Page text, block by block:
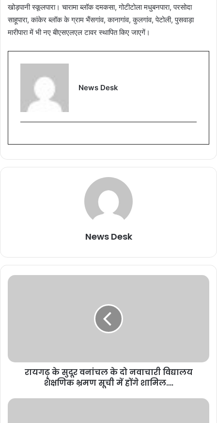
खोड़पानी स्कूलपारा। चारामा ब्लॉक दमकसा, गोटीटोला मधुबनपारा, परसोदा
साहूपारा, कांकेर ब्लॉक के ग्राम भैंसगांव, कानागांव, कुलगांव, पेटोली, पुसवाड़ा
मारीपारा में भी नए बीएसएलएल टावर स्थापित किए जाएगें।
News Desk
News Desk
रायगढ़ के सुदूर वनांचल के दो नवाचारी विद्यालय
शैक्षणिक भ्रमण सूची में होंगे शामिल….